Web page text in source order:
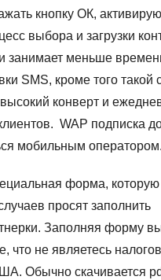
кнопку ОК,
выбора и загрузки
занимает меньше
SMS, кроме того такой
конверт и
WAP подписка
мобильным оператором.
форма, которую
просят заполнить
Заполняя форму
что не являетесь
Обычно скачивается